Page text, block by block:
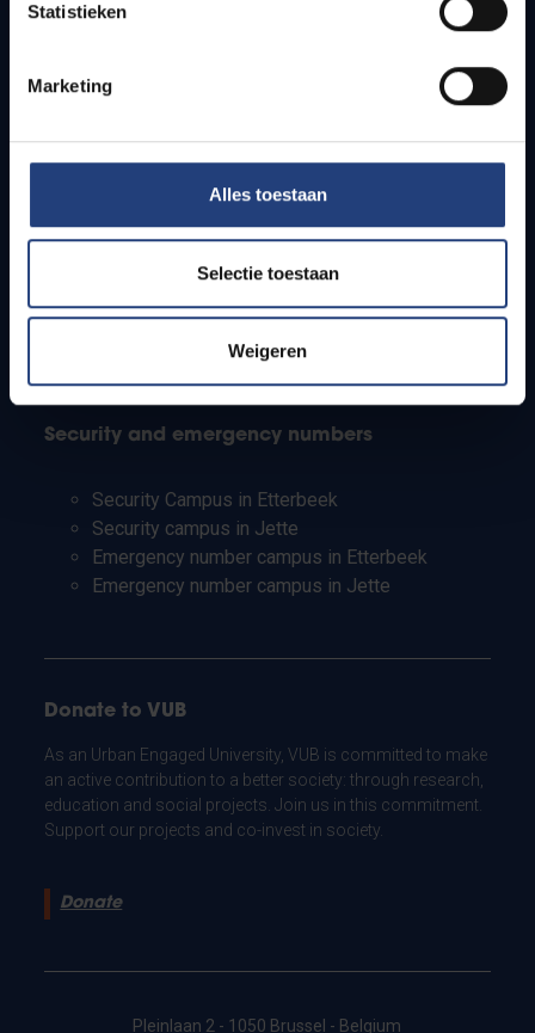
Statistieken
Marketing
Alles toestaan
Selectie toestaan
Weigeren
How to get to the VUB campuses
Students
PhD students
Teachers and secondary schools
Working students
Security and emergency numbers
Security Campus in Etterbeek
Security campus in Jette
Emergency number campus in Etterbeek
Emergency number campus in Jette
Donate to VUB
As an Urban Engaged University, VUB is committed to make
an active contribution to a better society: through research,
education and social projects. Join us in this commitment.
Support our projects and co-invest in society.
Donate
Pleinlaan 2 - 1050 Brussel - Belgium